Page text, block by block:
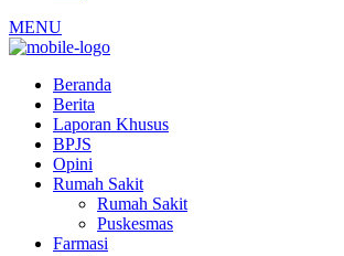
MENU
Beranda
Berita
Laporan Khusus
BPJS
Opini
Rumah Sakit
Rumah Sakit
Puskesmas
Farmasi